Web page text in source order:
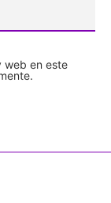
web en este